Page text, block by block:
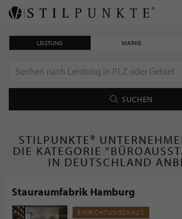
LEISTUNG MARKE
SUCHEN
STILPUNKTE®
DIE KATEGORIE
IN DEUTSCHLAND
Stauraumfabrik Hamburg
EINRICHTUNGSHAUS